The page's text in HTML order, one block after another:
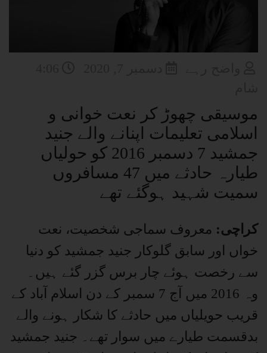
موسیقی چھوڑ کر نعت خوانی و
اسلامی تعلیمات اپنانے والے جنید
جمشید 7 دسمبر 2016 کو حولیاں
طیارہ حادثے میں 47 مسافروں
سمیت شہید ہوگئے تھے
کراچی: معروف سماجی شخصیت، نعت
خواں اور سابق گلوکار جنید جمشید کو دنیا
سے رخصت ہوئے چار برس گزر گئے ہیں۔
وہ 2016 میں آج 7 سمبر کے دن اسلام آباد کے
قریب حویلیاں میں حادثے کا شکار ہونے والے
بدقسمت طیارے میں سوار تھے۔ جنید جمشید